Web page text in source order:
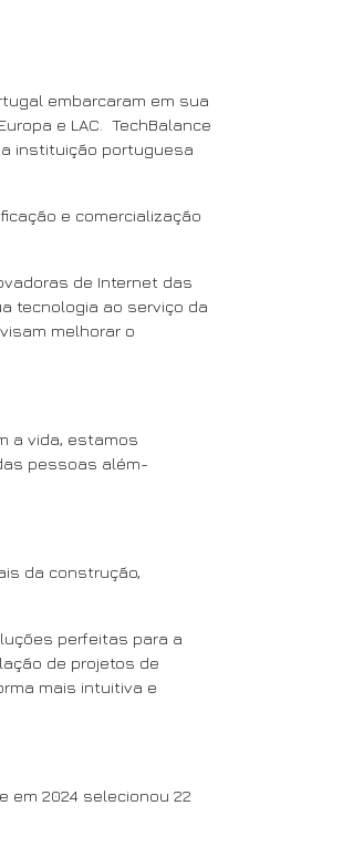
embarcaram em sua
e LAC. TechBalance
instituição portuguesa
e comercialização
de Internet das
tecnologia ao serviço da
melhorar o
a vida, estamos
pessoas além-
da construção,
perfeitas para a
de projetos de
mais intuitiva e
em 2024 selecionou 22